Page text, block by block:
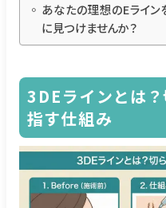
あなたの理想のEライ
に見つけませんか？
3DEラインとは
指す仕組み